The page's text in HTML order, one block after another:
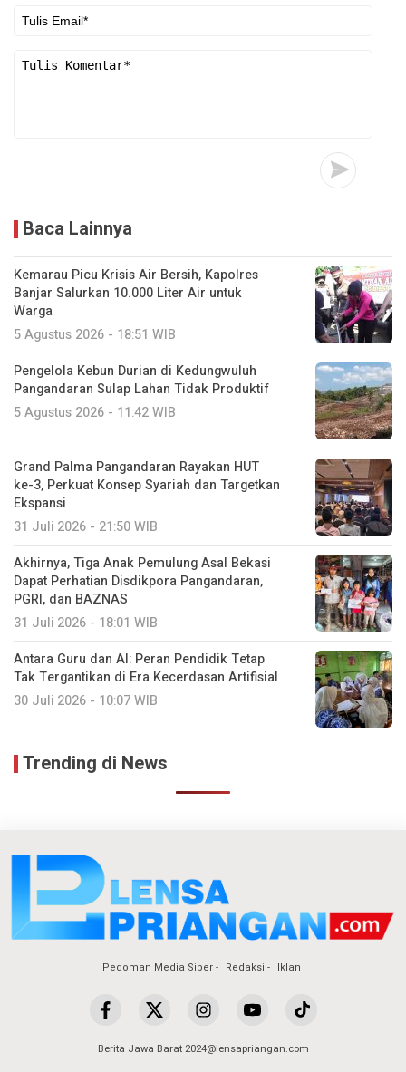
Baca Lainnya
Kemarau Picu Krisis Air Bersih, Kapolres
Banjar Salurkan 10.000 Liter Air untuk
Warga
5 Agustus 2026 - 18:51 WIB
Pengelola Kebun Durian di Kedungwuluh
Pangandaran Sulap Lahan Tidak Produktif ‎
5 Agustus 2026 - 11:42 WIB
Grand Palma Pangandaran Rayakan HUT
ke-3, Perkuat Konsep Syariah dan Targetkan
Ekspansi
31 Juli 2026 - 21:50 WIB
Akhirnya, Tiga Anak Pemulung Asal Bekasi
Dapat Perhatian Disdikpora Pangandaran,
PGRI, dan BAZNAS
31 Juli 2026 - 18:01 WIB
Antara Guru dan AI: Peran Pendidik Tetap
Tak Tergantikan di Era Kecerdasan Artifisial
30 Juli 2026 - 10:07 WIB
Trending di News
Pedoman Media Siber Redaksi Iklan
Berita Jawa Barat 2024@lensapriangan.com